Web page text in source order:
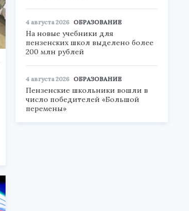
4 августа 2026 ОБРАЗОВАНИЕ
На новые учебники для
пензенских школ выделено более
200 млн рублей
4 августа 2026 ОБРАЗОВАНИЕ
Пензенские школьники вошли в
число победителей «Большой
перемены»